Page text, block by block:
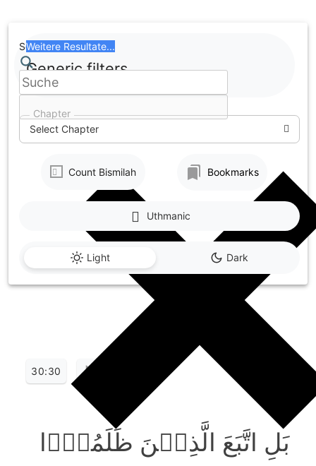
to
content
Chapter
Select Chapter
Search
Weitere Resultate...
Generic filters
Count Bismilah Bookmarks
Light Dark
Uthmanic
30:30
بَلِ اتَّبَعَ الَّذِیۡنَ ظَلَمُوۡۤا